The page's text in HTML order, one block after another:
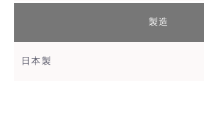
製造
日本製